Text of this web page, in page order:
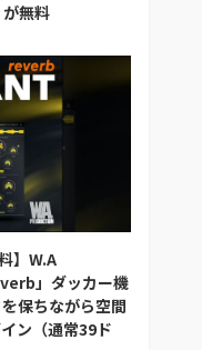
無料
】W.A
」ダッカー機
保ちながら空間
ン（通常39ド